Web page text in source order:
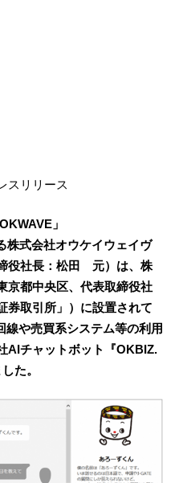
スリリース
」
株式会社オウケイウェイヴ
役社長：松田 元）は、株
京都中央区、代表取締役社
取引所」）に設置されて
や売買系システム等の利用
AIチャットボット『OKBIZ.
た。